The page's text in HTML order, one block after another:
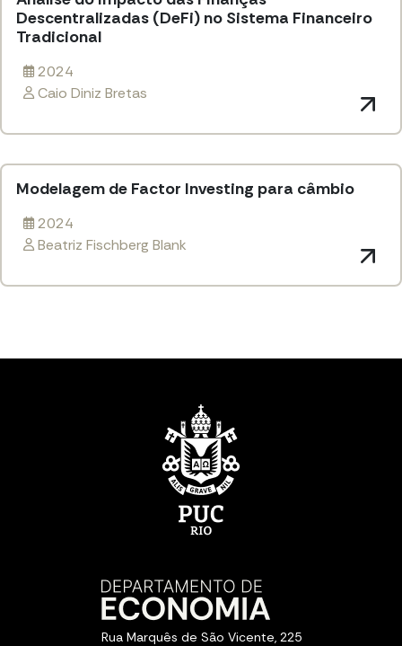
Descentralizadas (DeFi) no Sistema Financeiro
Tradicional
2024
Caio Diniz Bretas
Modelagem de Factor Investing para câmbio
2024
Beatriz Fischberg Blank
Rua Marquês de São Vicente, 225